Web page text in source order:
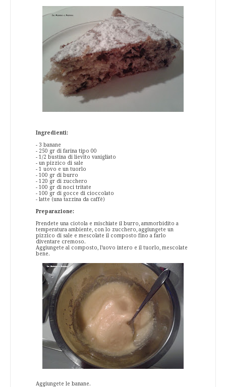
Ingredienti:
- 3 banane
- 250 gr di farina tipo 00
- 1/2 bustina di lievito vanigliato
- un pizzico di sale
- 1 uovo e un tuorlo
- 100 gr di burro
- 120 gr di zucchero
- 100 gr di noci tritate
- 100 gr di gocce di cioccolato
- latte (una tazzina da caffè)
Preparazione:
Prendete una ciotola e mischiate il burro, ammorbidito a
temperatura ambiente, con lo zucchero, aggiungete un
pizzico di sale e mescolate il composto fino a farlo
diventare cremoso.
Aggiungete al composto, l’uovo intero e il tuorlo, mescolate
bene.
Aggiungete le banane.